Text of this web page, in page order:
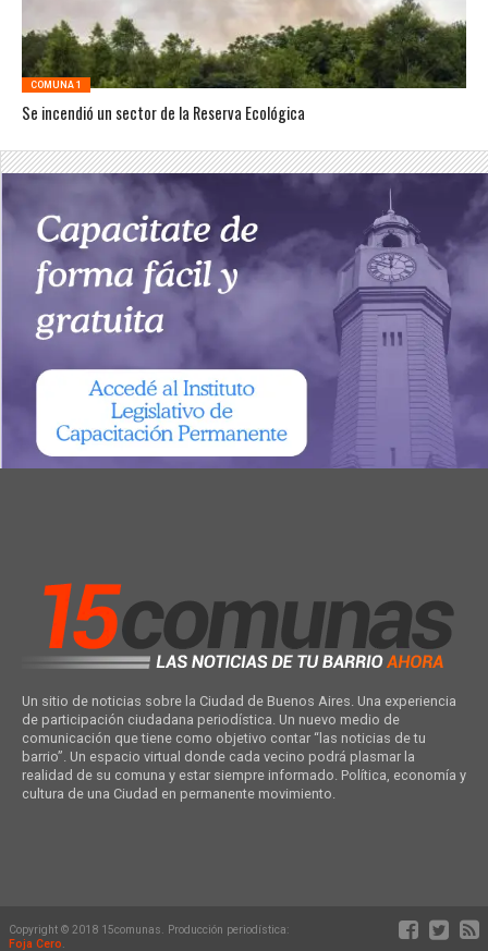
COMUNA 1
Se incendió un sector de la Reserva Ecológica
Un sitio de noticias sobre la Ciudad de Buenos Aires. Una experiencia
de participación ciudadana periodística. Un nuevo medio de
comunicación que tiene como objetivo contar “las noticias de tu
barrio”. Un espacio virtual donde cada vecino podrá plasmar la
realidad de su comuna y estar siempre informado. Política, economía y
cultura de una Ciudad en permanente movimiento.
Copyright © 2018 15comunas. Producción periodística:
Foja Cero